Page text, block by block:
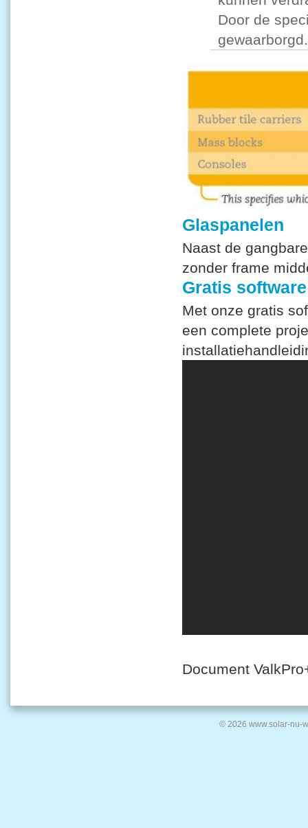
Door de
gewaarborgd.
Glaspanelen
Naast de
zonder frame
Gratis software
Met onze gratis
een complete
Document
© 2026 www.solar-nu-